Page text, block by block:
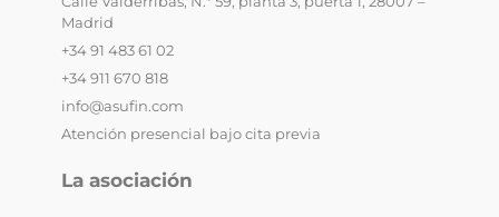
Madrid
+34 91 483 61 02
+34 911 670 818
info@asufin.com
Atención presencial bajo cita previa
La asociación